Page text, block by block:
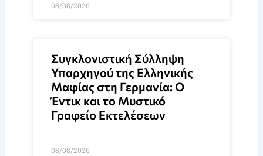
08/08/2026
Συγκλονιστική Σύλληψη
Υπαρχηγού της Ελληνικής
Μαφίας στη Γερμανία: Ο
Έντικ και το Μυστικό
Γραφείο Εκτελέσεων
08/08/2026